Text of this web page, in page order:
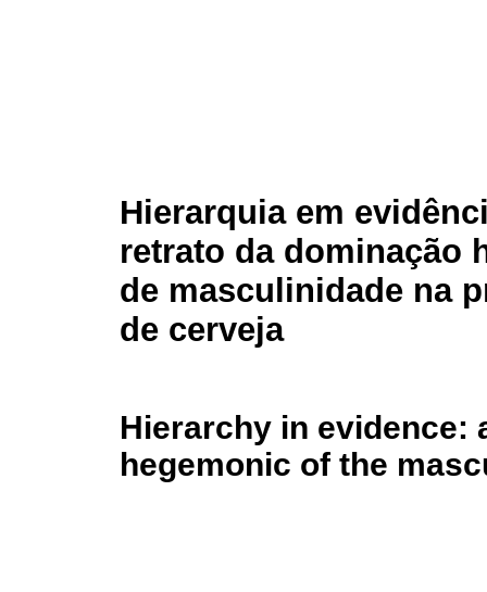
Hierarquia em
retrato da dominação
de masculinidade na
de cerveja
Hierarchy in evidence:
hegemonic of the